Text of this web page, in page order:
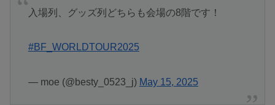
入場列、グッズ列どちらも会場の8階です！
#BF_WORLDTOUR2025
— moe (@besty_0523_j) May 15, 2025